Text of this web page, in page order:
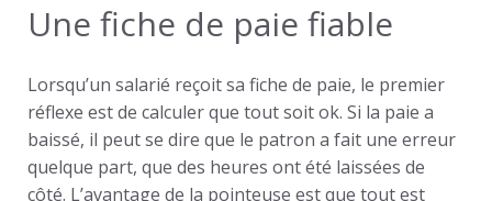
Une fiche de paie fiable
Lorsqu’un salarié reçoit sa fiche de paie, le premier
réflexe est de calculer que tout soit ok. Si la paie a
baissé, il peut se dire que le patron a fait une erreur
quelque part, que des heures ont été laissées de
côté. L’avantage de la pointeuse est que tout est